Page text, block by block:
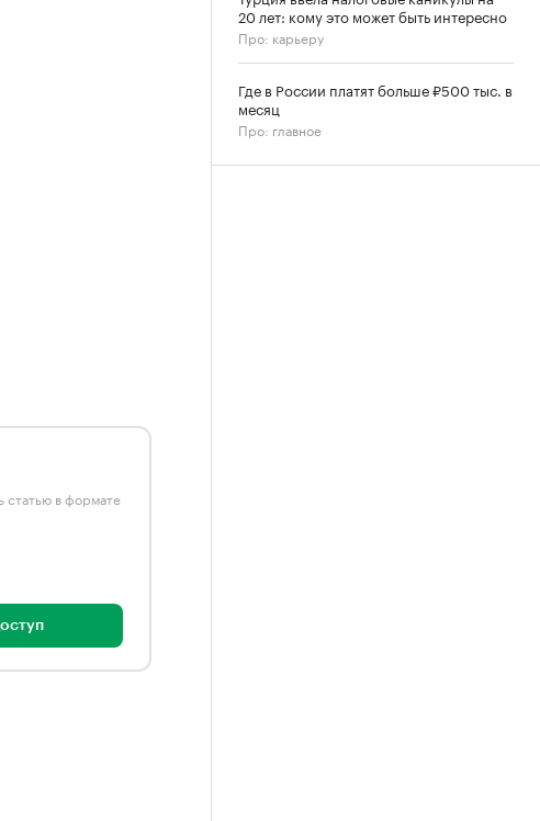
статью в формате
20 лет: кому это может быть интересно
Про: карьеру
Где в России платят больше ₽500 тыс. в
месяц
Про: главное